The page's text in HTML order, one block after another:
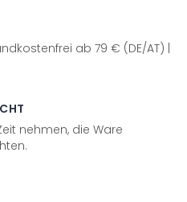
ab 79 € (DE/AT) |
nehmen, die Ware